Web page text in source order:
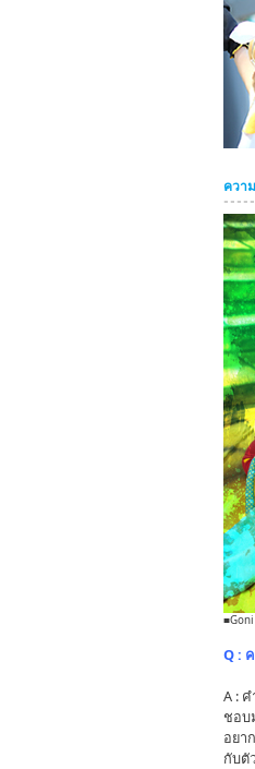
ควา
Q :
A :
ชอบ
อยา
กับตั